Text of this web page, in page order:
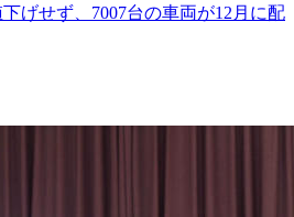
げせず、7007台の車両が12月に配